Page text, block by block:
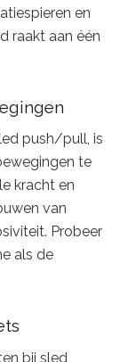
en
raakt aan één
push/pull, is
te
kracht en
van
Probeer
als de
bij sled